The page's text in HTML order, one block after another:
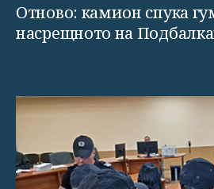
Отново: камион спука
насрещното на